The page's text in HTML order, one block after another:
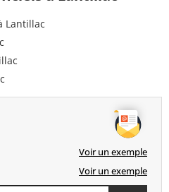
Lantillac
Voir un exemple
Voir un exemple